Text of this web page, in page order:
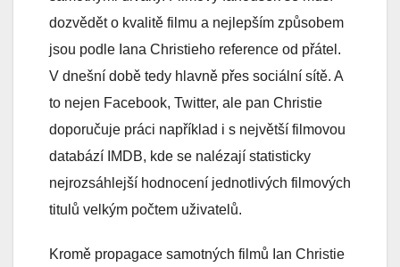
dozvědět o kvalitě filmu a nejlepším způsobem
jsou podle Iana Christieho reference od přátel.
V dnešní době tedy hlavně přes sociální sítě. A
to nejen Facebook, Twitter, ale pan Christie
doporučuje práci například i s největší filmovou
databází IMDB, kde se nalézají statisticky
nejrozsáhlejší hodnocení jednotlivých filmových
titulů velkým počtem uživatelů.
Kromě propagace samotných filmů Ian Christie